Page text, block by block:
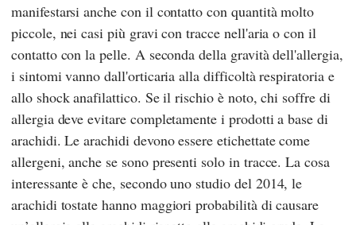
manifestarsi anche con il contatto con quantità molto
piccole, nei casi più gravi con tracce nell'aria o con il
contatto con la pelle. A seconda della gravità dell'allergia,
i sintomi vanno dall'orticaria alla difficoltà respiratoria e
allo shock anafilattico. Se il rischio è noto, chi soffre di
allergia deve evitare completamente i prodotti a base di
arachidi. Le arachidi devono essere etichettate come
allergeni, anche se sono presenti solo in tracce. La cosa
interessante è che, secondo uno studio del 2014, le
arachidi tostate hanno maggiori probabilità di causare